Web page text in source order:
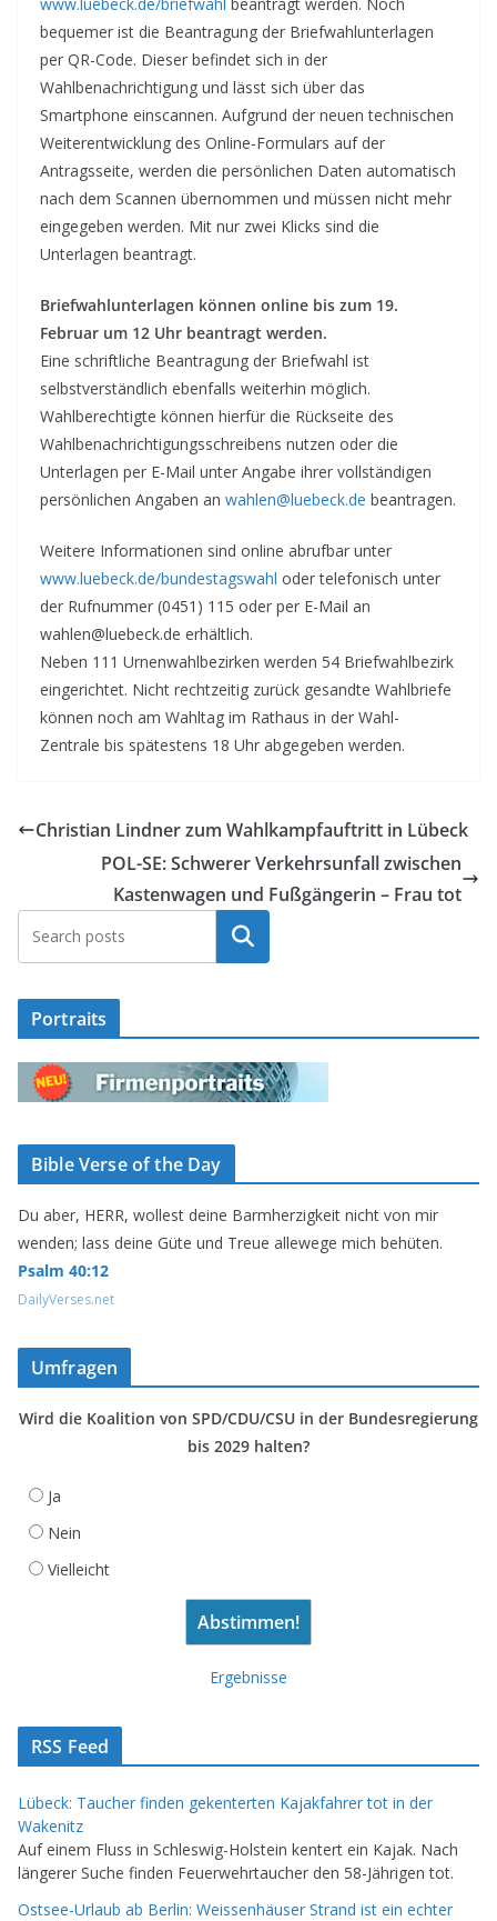
bequemer ist die Beantragung der Briefwahlunterlagen
per QR-Code. Dieser befindet sich in der
Wahlbenachrichtigung und lässt sich über das
Smartphone einscannen. Aufgrund der neuen technischen
Weiterentwicklung des Online-Formulars auf der
Antragsseite, werden die persönlichen Daten automatisch
nach dem Scannen übernommen und müssen nicht mehr
eingegeben werden. Mit nur zwei Klicks sind die
Unterlagen beantragt.
Briefwahlunterlagen können online bis zum 19.
Februar um 12 Uhr beantragt werden.
Eine schriftliche Beantragung der Briefwahl ist
selbstverständlich ebenfalls weiterhin möglich.
Wahlberechtigte können hierfür die Rückseite des
Wahlbenachrichtigungsschreibens nutzen oder die
Unterlagen per E-Mail unter Angabe ihrer vollständigen
persönlichen Angaben an wahlen@luebeck.de beantragen.
Weitere Informationen sind online abrufbar unter
www.luebeck.de/bundestagswahl oder telefonisch unter
der Rufnummer (0451) 115 oder per E-Mail an
wahlen@luebeck.de erhältlich.
Neben 111 Urnenwahlbezirken werden 54 Briefwahlbezirk
eingerichtet. Nicht rechtzeitig zurück gesandte Wahlbriefe
können noch am Wahltag im Rathaus in der Wahl-
Zentrale bis spätestens 18 Uhr abgegeben werden.
Christian Lindner zum Wahlkampfauftritt in Lübeck
POL-SE: Schwerer Verkehrsunfall zwischen
Kastenwagen und Fußgängerin – Frau tot
Suchen
Portraits
Bible Verse of the Day
Du aber, HERR, wollest deine Barmherzigkeit nicht von mir
wenden; lass deine Güte und Treue allewege mich behüten.
Psalm 40:12
DailyVerses.net
Umfragen
Wird die Koalition von SPD/CDU/CSU in der Bundesregierung
bis 2029 halten?
Ja
Nein
Vielleicht
Ergebnisse
RSS Feed
Lübeck: Taucher finden gekenterten Kajakfahrer tot in der
Wakenitz
Auf einem Fluss in Schleswig-Holstein kentert ein Kajak. Nach
längerer Suche finden Feuerwehrtaucher den 58-Jährigen tot.
Ostsee-Urlaub ab Berlin: Weissenhäuser Strand ist ein echter